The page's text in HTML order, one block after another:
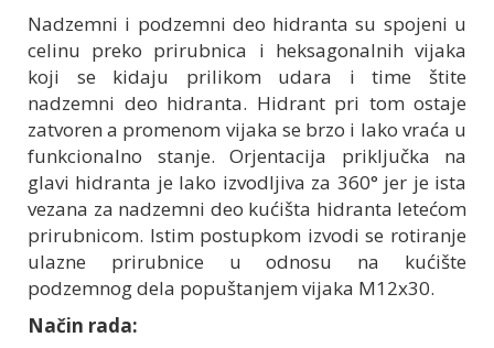
Nadzemni i podzemni deo hidranta su spojeni u
celinu preko prirubnica i heksagonalnih vijaka
koji se kidaju prilikom udara i time štite
nadzemni deo hidranta. Hidrant pri tom ostaje
zatvoren a promenom vijaka se brzo i lako vraća u
funkcionalno stanje. Orjentacija priključka na
glavi hidranta je lako izvodljiva za 360° jer je ista
vezana za nadzemni deo kućišta hidranta letećom
prirubnicom. Istim postupkom izvodi se rotiranje
ulazne prirubnice u odnosu na kućište
podzemnog dela popuštanjem vijaka M12x30.
Način rada: